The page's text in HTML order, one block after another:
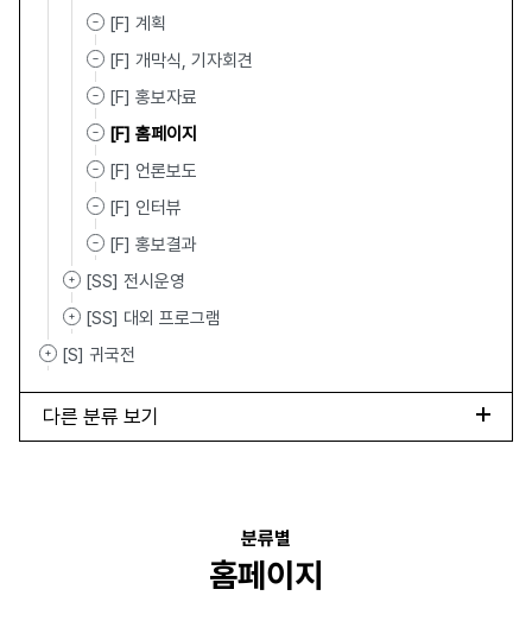
[F] 계획
[F] 개막식, 기자회견
[F] 홍보자료
[F] 홈페이지
[F] 언론보도
[F] 인터뷰
[F] 홍보결과
[SS] 전시운영
[SS] 대외 프로그램
[S] 귀국전
다른 분류 보기
분류별
홈페이지